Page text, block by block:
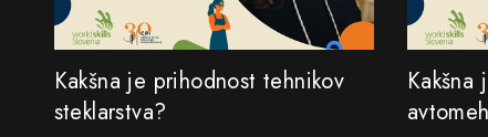
Kakšna je prihodnost tehnikov
steklarstva?
Kakšna